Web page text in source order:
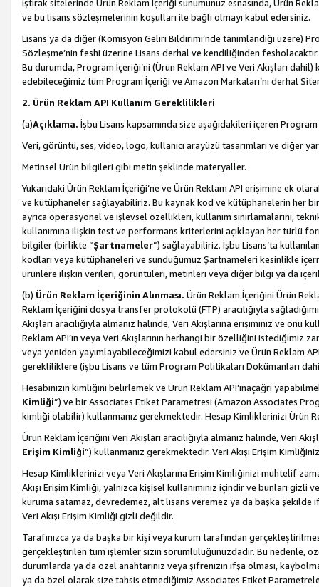
iştirak sitelerinde Ürün Reklam İçeriği sunumunuz esnasında, Ürün
ve bu lisans sözleşmelerinin koşulları ile bağlı olmayı kabul edersiniz.
Lisans ya da diğer (Komisyon Geliri Bildirimi’nde tanımlandığı üzere)
Sözleşme’nin feshi üzerine Lisans derhal ve kendiliğinden
Bu durumda, Program İçeriği’ni (Ürün Reklam API ve Veri Akışları
edebileceğimiz tüm Program İçeriği ve Amazon Markaları’nı derhal
2. Ürün Reklam API Kullanım Gereklilikleri
(a)Açıklama. İşbu Lisans kapsamında size aşağıdakileri içeren
Veri, görüntü, ses, video, logo, kullanıcı arayüzü tasarımları ve diğer
Metinsel Ürün bilgileri gibi metin şeklinde materyaller.
Yukarıdaki Ürün Reklam İçeriği’ne ve Ürün Reklam API erişimine ek
ve kütüphaneler sağlayabiliriz. Bu kaynak kod ve kütüphanelerin her
ayrıca operasyonel ve işlevsel özellikleri, kullanım sınırlamalarını,
kullanımına ilişkin test ve performans kriterlerini açıklayan her türlü
bilgiler (birlikte “Şartnameler”) sağlayabiliriz. İşbu Lisans’ta
kodları veya kütüphaneleri ve sunduğumuz Şartnameleri kesinlikle
ürünlere ilişkin verileri, görüntüleri, metinleri veya diğer bilgi ya da
(b) Ürün Reklam İçeriğinin Alınması. Ürün Reklam İçeriğini Ürün
Reklam İçeriğini dosya transfer protokolü (FTP) aracılığıyla
Akışları aracılığıyla almanız halinde, Veri Akışlarına erişiminiz ve onu
Reklam API’ın veya Veri Akışlarının herhangi bir özelliğini
veya yeniden yayımlayabileceğimizi kabul edersiniz ve Ürün Reklam
gerekliliklere (işbu Lisans ve tüm Program Politikaları Dokümanları
Hesabınızın kimliğini belirlemek ve Ürün Reklam API’ınaçağrı
Kimliği”) ve bir Associates Etiket Parametresi (Amazon Associates
kimliği olabilir) kullanmanız gerekmektedir. Hesap Kimliklerinizi Ürün
Ürün Reklam İçeriğini Veri Akışları aracılığıyla almanız halinde, Veri
Erişim Kimliği”) kullanmanız gerekmektedir. Veri Akışı Erişim
Hesap Kimliklerinizi veya Veri Akışlarına Erişim Kimliğinizi muhtelif
Akışı Erişim Kimliği, yalnızca kişisel kullanımınız içindir ve bunları
kuruma satamaz, devredemez, alt lisans veremez ya da başka şekilde
Veri Akışı Erişim Kimliği gizli değildir.
Tarafınızca ya da başka bir kişi veya kurum tarafından
gerçekleştirilen tüm işlemler sizin sorumluluğunuzdadır. Bu nedenle,
durumlarda ya da özel anahtarınız veya şifrenizin ifşa olması,
ya da özel olarak size tahsis etmediğimiz Associates Etiket